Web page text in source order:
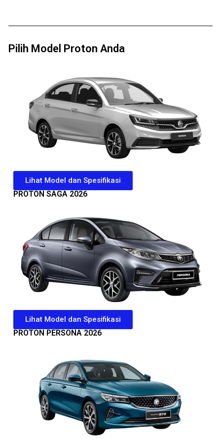
Pilih Model Proton Anda
Lihat Model dan Spesifikasi
PROTON SAGA 2026
Lihat Model dan Spesifikasi
PROTON PERSONA 2026